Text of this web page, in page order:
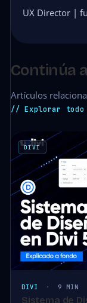
UX Director |
Continúa
Artículos
// Explorar
DIVI
DIVI · 9 MIN
Sistema de